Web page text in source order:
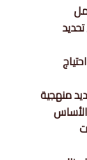
منهجية
الأساس